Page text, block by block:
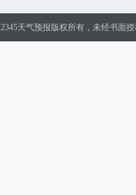
2345天气预报版权所有，未经书面